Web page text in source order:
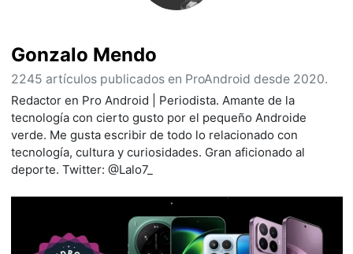
Gonzalo Mendo
2245 artículos publicados en ProAndroid desde 2020.
Redactor en Pro Android | Periodista. Amante de la
tecnología con cierto gusto por el pequeño Androide
verde. Me gusta escribir de todo lo relacionado con
tecnología, cultura y curiosidades. Gran aficionado al
deporte. Twitter: @Lalo7_